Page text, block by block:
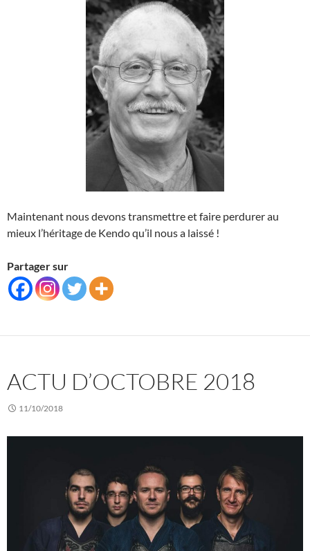
Maintenant nous devons transmettre et faire perdurer au
mieux l’héritage de Kendo qu’il nous a laissé !
Partager sur
ACTU D’OCTOBRE 2018
11/10/2018